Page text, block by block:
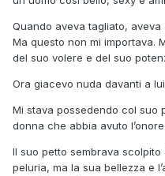
Quando aveva tagliato,
Ma questo non mi importava.
del suo volere e del suo
Ora giacevo nuda davanti a
Mi stava possedendo col suo
donna che abbia avuto
Il suo petto sembrava
peluria, ma la sua bellezza e